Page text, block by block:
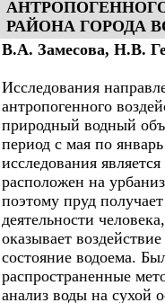
РАЙОНА ГОРОДА
В.А. Замесова, Н.В.
Исследования
антропогенного
природный водный
период с мая по
исследования
расположен на
поэтому пруд
деятельности
оказывает
состояние водоема.
распространенные
анализ воды на сухой